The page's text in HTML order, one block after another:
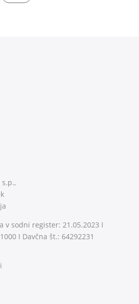
s.p.,
v sodni register: 21.05.2023 I
I Davčna št.: 64292231